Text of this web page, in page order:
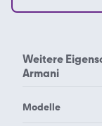
Weitere
Armani
Modelle